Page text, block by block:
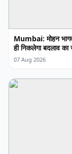
Mumbai: मोहन
ही निकलेगा बदलाव का
07 Aug 2026